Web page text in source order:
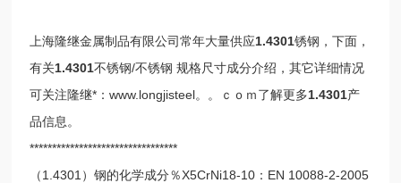
上海隆继金属制品有限公司常年大量供应1.4301锈钢，下面，
有关1.4301不锈钢/不锈钢 规格尺寸成分介绍，其它详细情况
可关注隆继*：www.longjisteel。。ｃｏｍ了解更多1.4301产
品信息。
*********************************
（1.4301）钢的化学成分％X5CrNi18-10：EN 10088-2-2005